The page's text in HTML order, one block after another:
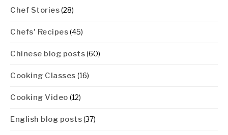
Chef Stories(28)
Chefs' Recipes(45)
Chinese blog posts(60)
Cooking Classes (16)
Cooking Video (12)
English blog posts(37)